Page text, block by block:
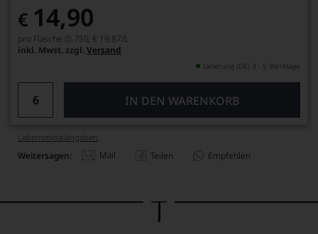
€ 14,90
pro Flasche (0.75l), € 19,87/L
inkl. Mwst. zzgl. Versand
Lieferung (DE) 3 - 5 Werktage
IN DEN WARENKORB
Lebensmittel­angaben
Weitersagen: Mail Teilen Empfehlen